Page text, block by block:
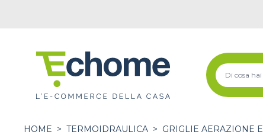
HOME > TERMOIDRAULICA > GRIGLIE AERAZIONE E